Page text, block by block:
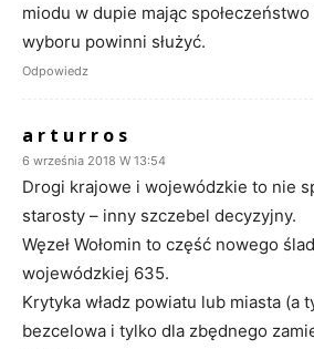
miodu w dupie mając
wyboru powinni służyć.
Odpowiedz
a r t u r r o s
6 września 2018 W 13:54
Drogi krajowe i wojewódzkie to nie
starosty – inny szczebel decyzyjny.
Węzeł Wołomin to część nowego
wojewódzkiej 635.
Krytyka władz powiatu lub miasta (a
bezcelowa i tylko dla zbędnego